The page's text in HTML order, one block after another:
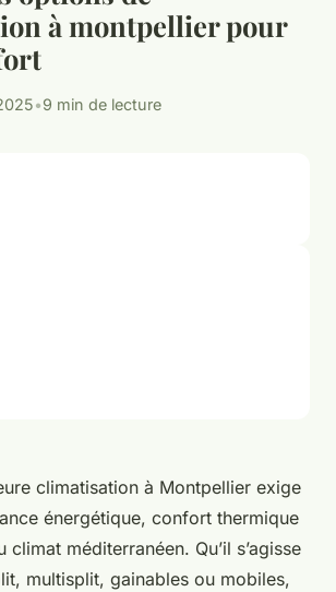
à montpellier pour
•9 min de lecture
climatisation à Montpellier exige
énergétique, confort thermique
climat méditerranéen. Qu’il s’agisse
multisplit, gainables ou mobiles,